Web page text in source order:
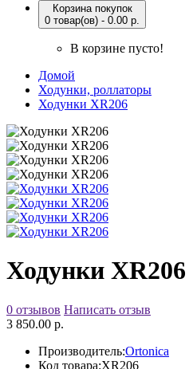
Корзина покупок
0 товар(ов) - 0.00 р.
В корзине пусто!
Домой
Ходунки, роллаторы
Ходунки XR206
Ходунки XR206
0 отзывов Написать отзыв
3 850.00 р.
Производитель:Ortonica
Код товара:XR206